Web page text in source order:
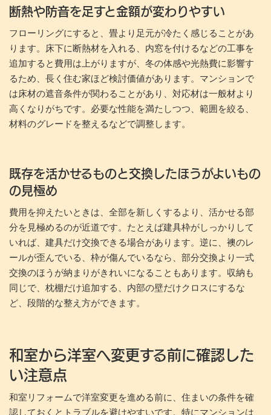
断熱や防音を足すと金額が変わりやすい
フローリングにすると、畳より足元が冷たく感じることがあ
ります。床下に断熱材を入れる、内窓を付けるなどの工事を
追加すると費用は上がりますが、冬の体感や光熱費に影響す
るため、長く住む家ほど検討価値があります。マンションで
は床材の遮音条件が関わることがあり、対応材は一般材より
高くなりがちです。必要な性能を満たしつつ、範囲を絞る、
材料のグレードを整えるなどで調整します。
既存を活かせるものと交換したほうがよいもの
の見極め
費用を抑えたいときは、全部を新しくするより、活かせる部
分を見極めるのが近道です。たとえば建具枠がしっかりして
いれば、建具だけ交換できる場合があります。逆に、襖のレ
ールが歪んでいる、枠が傷んでいるなら、部分交換より一式
交換のほうが納まりがきれいになることもあります。収納も
同じで、枕棚だけ追加する、内部の壁だけクロスにするな
ど、段階的な整え方ができます。
和室から洋室へ変更する前に確認した
い注意点
和室リフォームで洋室変更を進める前に、住まいの条件を確
認しておくとトラブルを避けやすいです。特にマンションは